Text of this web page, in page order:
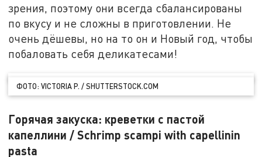
зрения, поэтому они всегда сбалансированы
по вкусу и не сложны в приготовлении. Не
очень дёшевы, но на то он и Новый год, чтобы
побаловать себя деликатесами!
ФОТО: VICTORIA P. / SHUTTERSTOCK.COM
Горячая закуска: креветки с пастой
капеллини / Schrimp scampi with capellinin
pasta